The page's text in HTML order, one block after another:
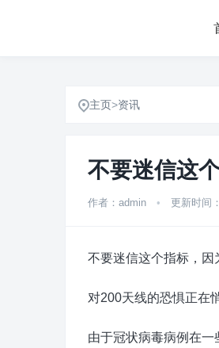
主页>资讯
不要迷信这
作者：admin • 更新时间
不要迷信这个指标，
对200天线的恐惧正在
由于冠状病毒病例在